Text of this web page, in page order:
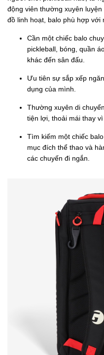
động viên thường xuyên
đồ linh hoạt, balo phù hợp với
Cần một chiếc balo
pickleball, bóng, quần
khác đến sân đấu.
Ưu tiên sự sắp xếp
dụng của mình.
Thường xuyên di
tiện lợi, thoải mái thay
Tìm kiếm một chiếc
mục đích thể thao và
các chuyến đi ngắn.